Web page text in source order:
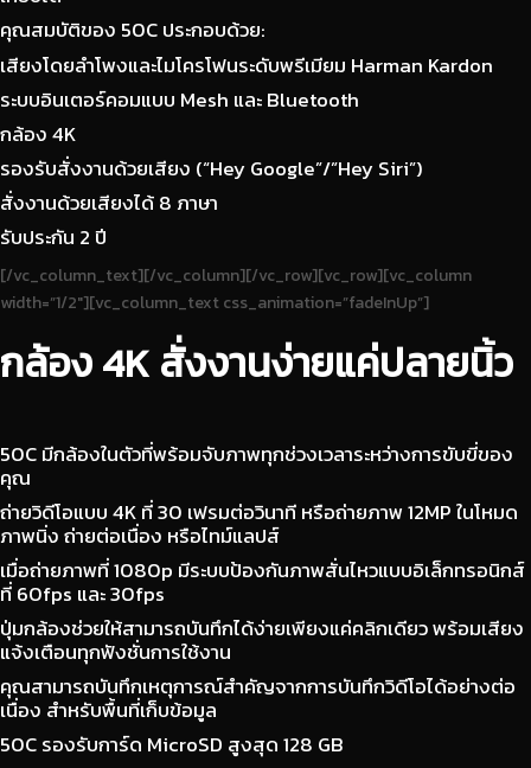
คุณสมบัติของ 50C ประกอบด้วย:
เสียงโดยลำโพงและไมโครโฟนระดับพรีเมียม Harman Kardon
ระบบอินเตอร์คอมแบบ Mesh และ Bluetooth
กล้อง 4K
รองรับสั่งงานด้วยเสียง (“Hey Google”/”Hey Siri”)
สั่งงานด้วยเสียงได้ 8 ภาษา
รับประกัน 2 ปี
[/vc_column_text][/vc_column][/vc_row][vc_row][vc_column
width=”1/2″][vc_column_text css_animation=”fadeInUp”]
กล้อง 4K สั่งงานง่ายแค่ปลายนิ้ว
50C มีกล้องในตัวที่พร้อมจับภาพทุกช่วงเวลาระหว่างการขับขี่ของ
คุณ
ถ่ายวิดีโอแบบ 4K ที่ 30 เฟรมต่อวินาที หรือถ่ายภาพ 12MP ในโหมด
ภาพนิ่ง ถ่ายต่อเนื่อง หรือไทม์แลปส์
เมื่อถ่ายภาพที่ 1080p มีระบบป้องกันภาพสั่นไหวแบบอิเล็กทรอนิกส์
ที่ 60fps และ 30fps
ปุ่มกล้องช่วยให้สามารถบันทึกได้ง่ายเพียงแค่คลิกเดียว พร้อมเสียง
แจ้งเตือนทุกฟังชั่นการใช้งาน
คุณสามารถบันทึกเหตุการณ์สำคัญจากการบันทึกวิดีโอได้อย่างต่อ
เนื่อง สำหรับพื้นที่เก็บข้อมูล
50C รองรับการ์ด MicroSD สูงสุด 128 GB